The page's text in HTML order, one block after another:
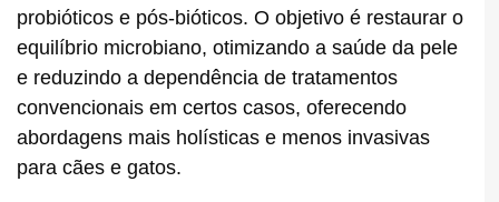
probióticos e pós-bióticos. O objetivo é restaurar o
equilíbrio microbiano, otimizando a saúde da pele
e reduzindo a dependência de tratamentos
convencionais em certos casos, oferecendo
abordagens mais holísticas e menos invasivas
para cães e gatos.